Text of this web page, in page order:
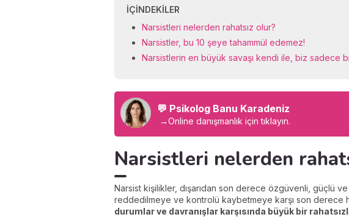
İÇINDEKILER
Narsistleri nelerden rahatsız olur?
Narsistler, bu 10 şeye tahammül edemez!
Narsistlerin en büyük savaşı kendi ile, biz sadece
💬 Psikolog Banu Karadeniz
→Online danışmanlık için tıklayın.
Narsistleri nelerden
Narsist kişilikler, dışarıdan son derece özgüvenli, güçlü ve
reddedilmeye ve kontrolü kaybetmeye karşı son derece
durumlar ve davranışlar karşısında büyük bir